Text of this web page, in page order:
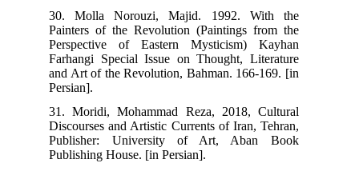
30. Molla Norouzi, Majid. 1992. With the
Painters of the Revolution (Paintings from the
Perspective of Eastern Mysticism) Kayhan
Farhangi Special Issue on Thought, Literature
and Art of the Revolution, Bahman. 166-169. [in
31. Moridi, Mohammad Reza, 2018, Cultural
Discourses and Artistic Currents of Iran, Tehran,
Publisher: University of Art, Aban Book
Publishing House. [in Persian].